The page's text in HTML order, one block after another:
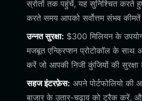
स्रोतों तक पहुंचें, यह सुनिश्चित करते
करते समय आपको सर्वोत्तम संभव कीमतें
उन्नत सुरक्षा: $300 मिलियन के
मजबूत एन्क्रिप्शन प्रोटोकॉल के साथ
करें जो आपकी निजी कुंजियों की
सहज इंटरफ़ेस: अपने पोर्टफोलियो की
बाजार के उतार-चढ़ाव को ट्रैक करें,